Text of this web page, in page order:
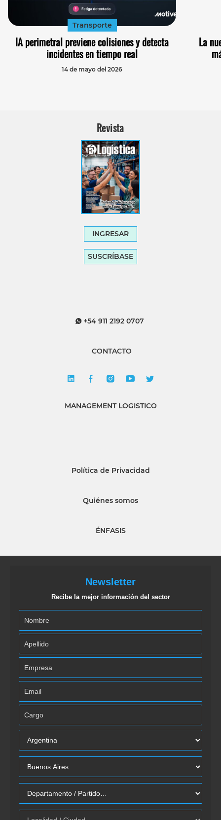
Transporte
IA perimetral previene colisiones y detecta
incidentes en tiempo real
14 de mayo del 2026
La
Revista
INGRESAR
SUSCRÍBASE
+54 911 2192 0707
CONTACTO
MANAGEMENT LOGISTICO
Política de Privacidad
Quiénes somos
ÉNFASIS
Newsletter
Recibe la mejor información del sector